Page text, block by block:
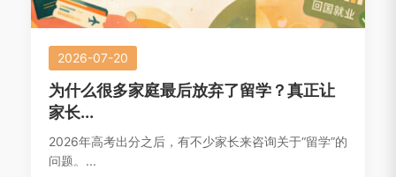
2026-07-20
为什么很多家庭最后放弃了留学？真正让
家长...
2026年高考出分之后，有不少家长来咨询关于“留学”的
问题。...